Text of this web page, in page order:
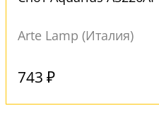
Arte Lamp (Италия)
743 ₽